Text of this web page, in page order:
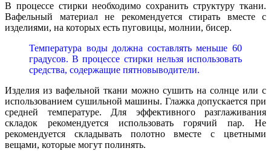
В процессе стирки необходимо сохранить структуру ткани.
Вафельный материал не рекомендуется стирать вместе с
изделиями, на которых есть пуговицы, молнии, бисер.
Температура воды должна составлять меньше 60
градусов. В процессе стирки нельзя использовать
средства, содержащие пятновыводители.
Изделия из вафельной ткани можно сушить на солнце или с
использованием сушильной машины. Глажка допускается при
средней температуре. Для эффективного разглаживания
складок рекомендуется использовать горячий пар. Не
рекомендуется складывать полотно вместе с цветными
вещами, которые могут полинять.